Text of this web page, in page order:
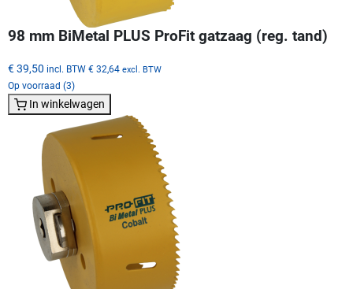
98 mm BiMetal PLUS ProFit gatzaag (reg. tand)
€ 39,50 incl. BTW € 32,64 excl. BTW
Op voorraad (3)
In winkelwagen